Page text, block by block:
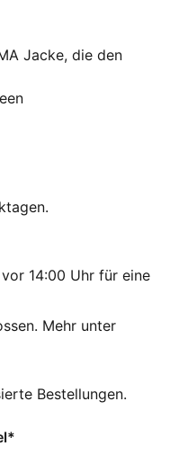
Jacke, die den
das ikonische
Mit
Branding und
Besatz und Deko
die Feuchtigkeit
dass du beim
14:00 Uhr für eine
Mehr unter
Bestellungen.